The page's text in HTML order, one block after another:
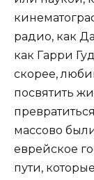
радио, как
как Гарри
скорее,
посвятить
массово
еврейское
пути,